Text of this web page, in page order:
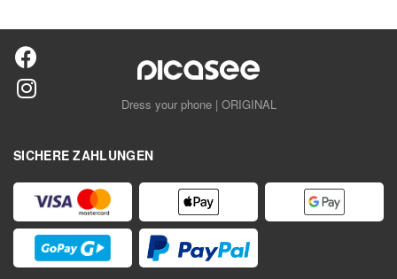
Dress your phone | ORIGINAL
SICHERE ZAHLUNGEN